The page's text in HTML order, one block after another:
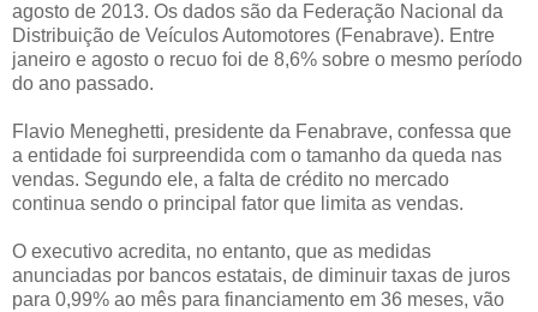
agosto de 2013. Os dados são da Federação Nacional da
Distribuição de Veículos Automotores (Fenabrave). Entre
janeiro e agosto o recuo foi de 8,6% sobre o mesmo período
do ano passado.
Flavio Meneghetti, presidente da Fenabrave, confessa que
a entidade foi surpreendida com o tamanho da queda nas
vendas. Segundo ele, a falta de crédito no mercado
continua sendo o principal fator que limita as vendas.
O executivo acredita, no entanto, que as medidas
anunciadas por bancos estatais, de diminuir taxas de juros
para 0,99% ao mês para financiamento em 36 meses, vão